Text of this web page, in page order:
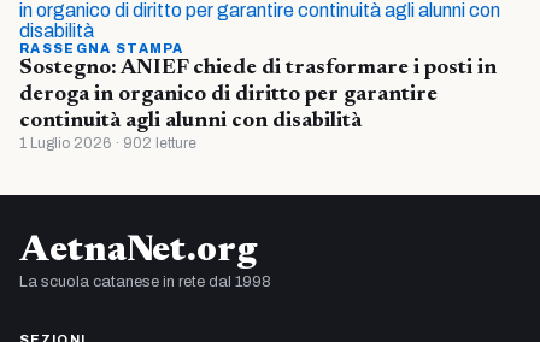
RASSEGNA STAMPA
Sostegno: ANIEF chiede di trasformare i posti in
deroga in organico di diritto per garantire
continuità agli alunni con disabilità
1 Luglio 2026 · 902 letture
AetnaNet.org
La scuola catanese in rete dal 1998